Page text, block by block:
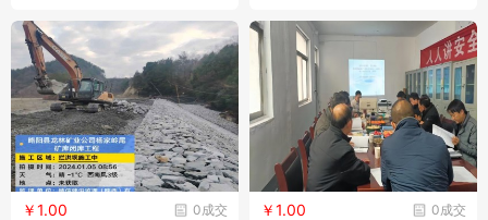
0成交
￥1.00 0成交
￥1.00